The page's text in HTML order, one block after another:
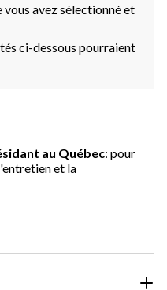
vous avez sélectionné et
ci-dessous pourraient
au Québec: pour
et la